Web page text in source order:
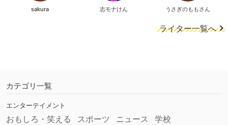
sakura 志モナけん うさぎのももさん
ライター一覧へ
カテゴリ一覧
エンターテイメント
おもしろ・笑える スポーツ ニュース
学校